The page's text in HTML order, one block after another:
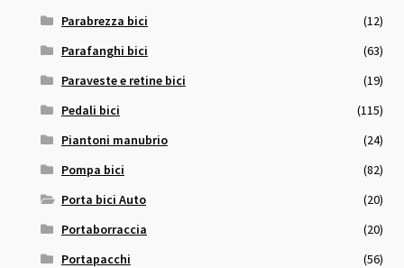
Parabrezza bici
(12)
Parafanghi bici
(63)
Paraveste e retine bici
(19)
Pedali bici
(115)
Piantoni manubrio
(24)
Pompa bici
(82)
Porta bici Auto
(20)
Portaborraccia
(20)
Portapacchi
(56)